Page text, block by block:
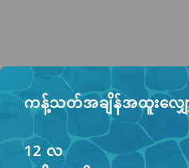
ကန့်သတ်အချိန်အထူးလျှေ
12 လ
အကူအညီ စင်တာ
panda7x24@gmail.com